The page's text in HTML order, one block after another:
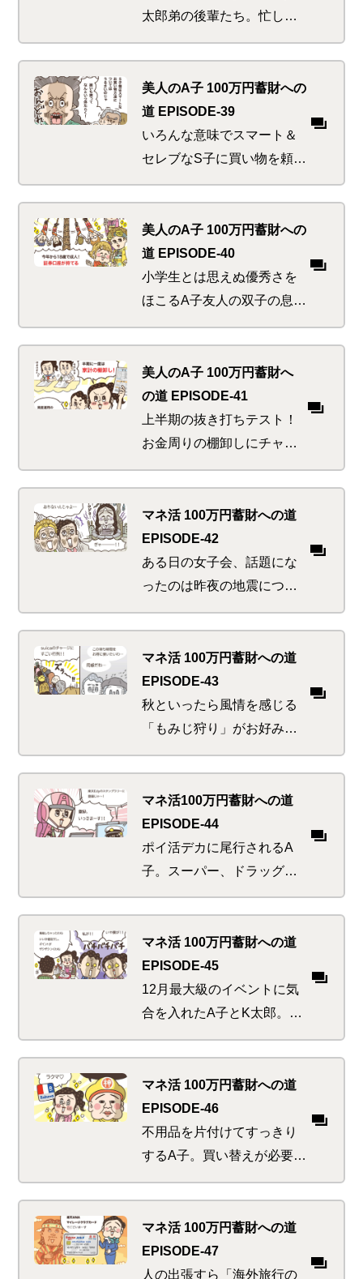
に必要な準備とは…
太郎弟の後輩たち。忙しい
お手伝いの傍ら優雅なティ
ータイムを満喫し、すっか
りお金の勉強を忘れてしま
ったか。社会人のスタート
から身につけておくべき将
来の備えがあるというの
美人のA子 100万円蓄財への
道 EPISODE-39
いろんな意味でスマート＆
セレブなS子に買い物を頼ま
れた書生たち。出がけに執
事の爺やから必死の忠告が
あるも彼らには届かず…。
期待に沿った「スマートシ
ョッピング」は成功するの
か！？
美人のA子 100万円蓄財への
道 EPISODE-40
小学生とは思えぬ優秀さを
ほこるA子友人の双子の息子
たち。高校生のお兄さんた
ちにもその才能をうらやま
しがられているが、投資に
開眼した彼らには高校3年生
がうらやましくてならな
い…
美人のA子 100万円蓄財へ
の道 EPISODE-41
上半期の抜き打ちテスト！
お金周りの棚卸しにチャレ
ンジ。マネ活上級者を目指
し、神の最近のイチオシ・
テクを実践しようと張り切
る二人。これぞお得の雨あ
られか
マネ活 100万円蓄財への道
EPISODE-42
ある日の女子会、話題にな
ったのは昨夜の地震につい
て。しっかり者の友人たち
はみな防災グッズの準備に
余念なしだが、それだけで
は不十分だと、飛び入り参
加のあの人が言いだし…
マネ活 100万円蓄財への道
EPISODE-43
秋といったら風情を感じる
「もみじ狩り」がお好みな
二人。ただし考えることは
世間様も同様。行楽地への
行き帰りときたら、何だっ
てこんなに混み合うのか。
あ、チャージ忘れてた…
マネ活100万円蓄財への道
EPISODE-44
ポイ活デカに尾行されるA
子。スーパー、ドラッグス
トア、コンビニ、カフェ…
とお買い物を次々こなした
ところで、泳がせ「ポイ
損」捜査をされていたこと
に気が付く。もっと早く言
ってよ~…
マネ活 100万円蓄財への道
EPISODE-45
12月最大級のイベントに気
合を入れたA子とK太郎。豪
華に、そしてベタに楽しむ
夜の支払いはいつもよりち
ょっぴり背伸びした負担額
に。しかしポイント沼には
まっている人間が考えるこ
とは別ベクトルで…
マネ活 100万円蓄財への道
EPISODE-46
不用品を片付けてすっきり
するA子。買い替えが必要な
ものはお得にフリマアプリ
からゲットして賢く節約…
のつもりがアレもコレも欲
しくなっちゃう！あ、猫ち
ゃんが障子をやぶったわ、
マネ活 100万円蓄財への道
EPISODE-47
人の出張すら「海外旅行の